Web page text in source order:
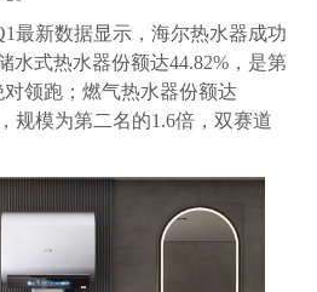
最新数据显示，海尔热水器成功
水式热水器份额达44.82%，是第
领跑；燃气热水器份额达
规模为第二名的1.6倍，双赛道